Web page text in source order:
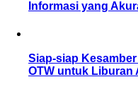
Informasi yang
Siap-siap
OTW untuk Liburan